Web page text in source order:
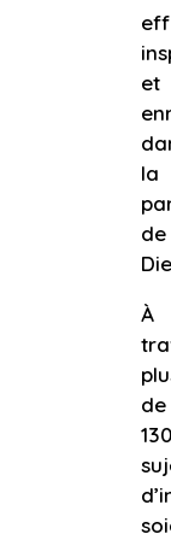
et
la
de
À
de
130